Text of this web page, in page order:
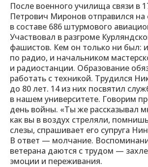
После военного училища связи в
Петрович Миронов отправился на
в составе 686 штурмового
Участвовал в разгроме
фашистов. Кем он только ни был:
по радио, и начальником
и радиостанции. Образование
работать с техникой. Трудился
до 80 лет. 14 из них посвятил
в нашем университете. Говорим
день войны. «Ты же рассказывал
как вы в воздух стреляли,
слезы, спрашивает его супруга
В ответ — молчание.
ветерана даются с трудом —
эмоции и переживания.